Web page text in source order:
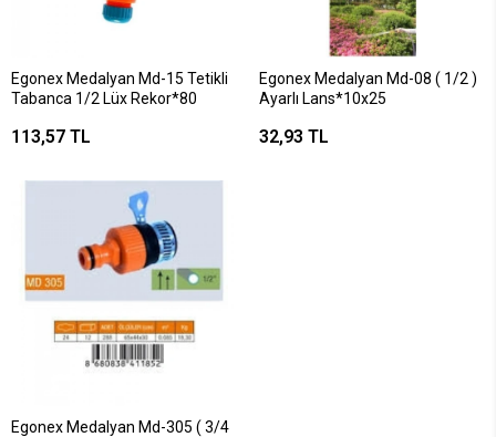
Egonex Medalyan Md-15 Tetikli
Tabanca 1/2 Lüx Rekor*80
113,57 TL
Egonex Medalyan Md-08 ( 1/2 )
Ayarlı Lans*10x25
32,93 TL
Egonex Medalyan Md-305 ( 3/4